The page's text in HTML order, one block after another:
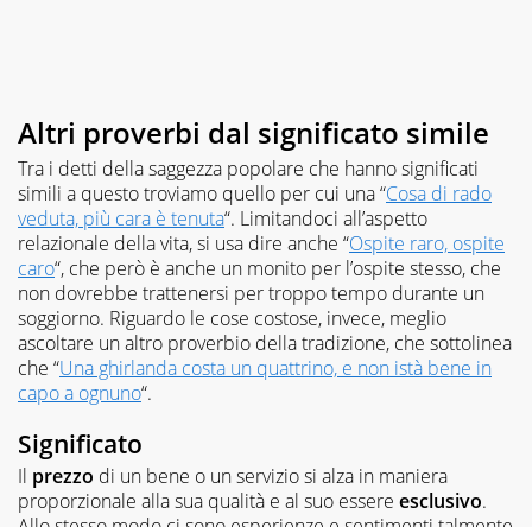
Altri proverbi dal significato simile
Tra i detti della saggezza popolare che hanno significati
simili a questo troviamo quello per cui una “Cosa di rado
veduta, più cara è tenuta“. Limitandoci all’aspetto
relazionale della vita, si usa dire anche “Ospite raro, ospite
caro“, che però è anche un monito per l’ospite stesso, che
non dovrebbe trattenersi per troppo tempo durante un
soggiorno. Riguardo le cose costose, invece, meglio
ascoltare un altro proverbio della tradizione, che sottolinea
che “Una ghirlanda costa un quattrino, e non istà bene in
capo a ognuno“.
Significato
Il prezzo di un bene o un servizio si alza in maniera
proporzionale alla sua qualità e al suo essere esclusivo.